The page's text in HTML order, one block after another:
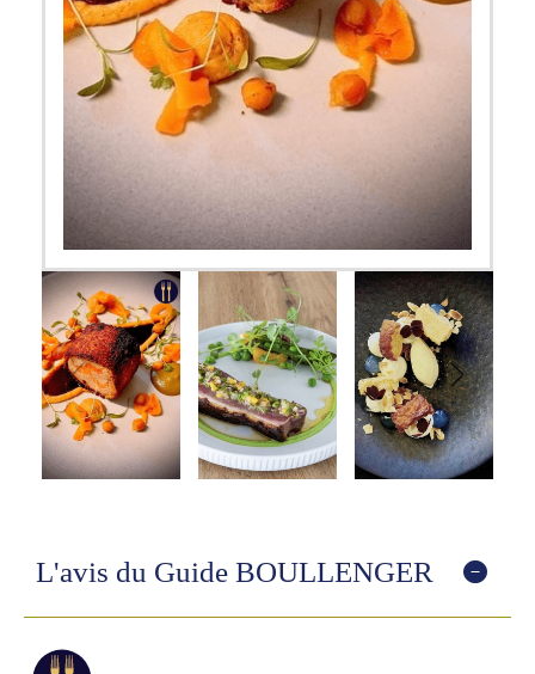
L'avis du Guide BOULLENGER